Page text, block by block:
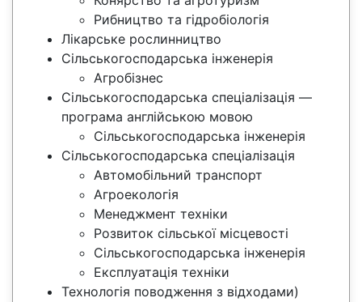
Рибництво та гідробіологія
Лікарське рослинництво
Сільськогосподарська інженерія
Агробізнес
Сільськогосподарська спеціалізація —
програма англійською мовою
Сільськогосподарська інженерія
Сільськогосподарська спеціалізація
Автомобільний транспорт
Агроекологія
Менеджмент техніки
Розвиток сільської місцевості
Сільськогосподарська інженерія
Експлуатація техніки
Технологія поводження з відходами)